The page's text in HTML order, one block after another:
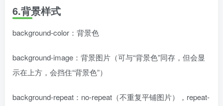
6.背景样式
background-color：背景色
background-image：背景图片（可与“背景色”同存，但会显
示在上方，会挡住“背景色”）
background-repeat：no-repeat（不重复平铺图片），repeat-